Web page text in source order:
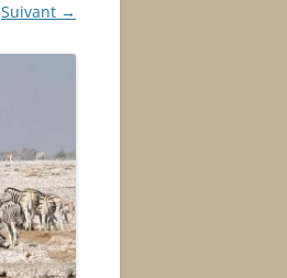
Suivant →